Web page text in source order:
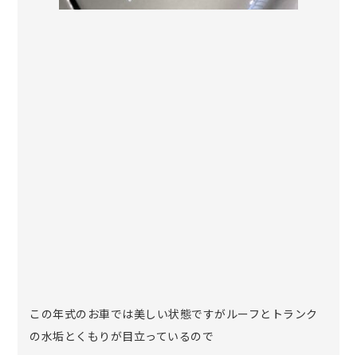
この年式のお車では美しい状態ですがルーフとトランク
の水垢とくもりが目立っているので